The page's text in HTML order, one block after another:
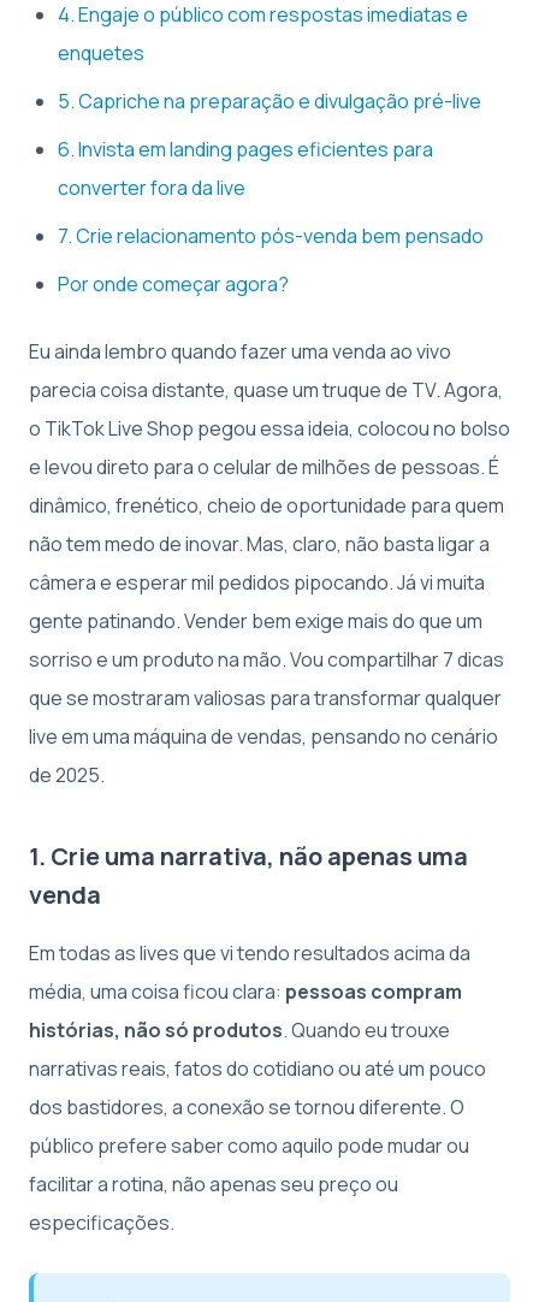
4. Engaje o público com respostas imediatas e
enquetes
5. Capriche na preparação e divulgação pré-live
6. Invista em landing pages eficientes para
converter fora da live
7. Crie relacionamento pós-venda bem pensado
Por onde começar agora?
Eu ainda lembro quando fazer uma venda ao vivo
parecia coisa distante, quase um truque de TV. Agora,
o TikTok Live Shop pegou essa ideia, colocou no bolso
e levou direto para o celular de milhões de pessoas. É
dinâmico, frenético, cheio de oportunidade para quem
não tem medo de inovar. Mas, claro, não basta ligar a
câmera e esperar mil pedidos pipocando. Já vi muita
gente patinando. Vender bem exige mais do que um
sorriso e um produto na mão. Vou compartilhar 7 dicas
que se mostraram valiosas para transformar qualquer
live em uma máquina de vendas, pensando no cenário
de 2025.
1. Crie uma narrativa, não apenas uma
venda
Em todas as lives que vi tendo resultados acima da
média, uma coisa ficou clara: pessoas compram
histórias, não só produtos. Quando eu trouxe
narrativas reais, fatos do cotidiano ou até um pouco
dos bastidores, a conexão se tornou diferente. O
público prefere saber como aquilo pode mudar ou
facilitar a rotina, não apenas seu preço ou
especificações.